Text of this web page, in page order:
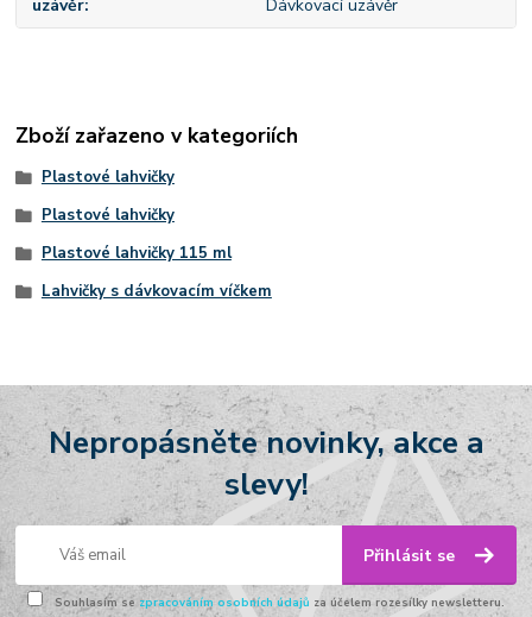
uzávěr Dávkovací uzávěr
Zboží zařazeno v kategoriích
Plastové lahvičky
Plastové lahvičky
Plastové lahvičky 115 ml
Lahvičky s dávkovacím víčkem
Nepropásněte novinky, akce a
slevy!
Přihlásit se
Souhlasím se zpracováním osobních údajů za účelem rozesílky newsletteru.